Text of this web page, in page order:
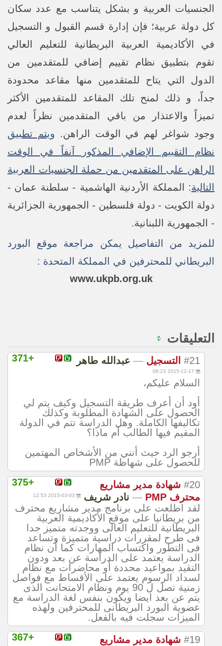
الجنسيات العربية و بشكل يتناسب مع عدد سكان
كل دولة عربية؛ فإن إدارة قسم القبول و التسجيل
في الأكاديمية العربية البريطانية للتعليم العالي
تقوم بتطبيق نظام تقييم إضافي للمتقدمين من
الدول التي يتاح للمتقدمين منها مقاعد محدودة
جداً، و ذلك لمنح تلك المقاعد للمتقدمين الأكثر
تميزاً والاعتذار من باقي المتقدمين نظراً لعدم
وجود شواغر لهم في الوقت الراهن. ويتم تطبيق
نظام التقييم الإضافي المذكور آنفاً في الوقت
الراهن على المتقدمين من حملة الجنسيات العربية
التالية: المملكة الأردنية الهاشمية - سلطنة عمان -
دولة الكويت - دولة فلسطين - الجمهورية الجزائرية
- الجمهورية اللبنانية.
للمزيد من التفاصيل يمكن مراجعة موقع البورد
البريطاني للمحترفين في المملكة المتحدة :
www.ukpb.org.uk
التعليقات
+371 #21 التسجيل — عبدالله طاهر
2015-12-17 08:23
السلام عليكم،
أود أن أعرف طريقة التسجيل وكيف يتم لي
الحصول على الشهادة المطلوبة وكذلك
تكاليفها الكاملة. وهل الدراسة تتم في الدولة
المقيم فيها الطالب أم ماذا؟
أرجو الرد حيث أنني من الأشخاص المهتمين
للحصول على شهاظة PMP
+375
#20 شهادة مدير مشاريع
محترف PMP
— نادر شريف 2015-03-03 12:53
لقد اطلعت على برنامج مدير مشاريع محترف
من بريطانيا على موقع الأكاديمية العربية
البريطانية للتعليم العالى ووجدته متميز جدا
فى طرح لمقررات دراسية متميزة وتساعد
فى التطور واكتساب المهارات كما أن نظام
الدراسة يعتمد على الدراسة عن بعد ودون
التقيد بمواعيد محددة أو محاضرات مع نظام
لسداد الرسوم يعتمد على الأقساط مع فواصل
زمنية تصل ل 90 يوم ونظام الامتحانت الذى
يتم عن بعد ايضا ويكون بنفس لغة الدراسة مع
عضوية البورد البريطانى للمحترفين ولهذه
الميزات سجلت فيه بالفعل.
+367
#19 شهادة مدير مشاريع